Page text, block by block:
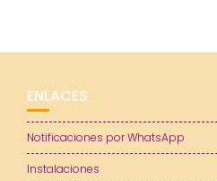
ENLACES
Notificaciones por WhatsApp
Instalaciones